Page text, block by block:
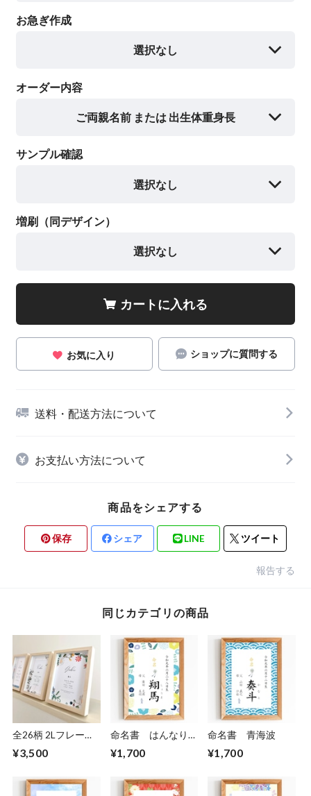
お急ぎ作成
選択なし
オーダー内容
ご両親名前 または 出生体重身長
サンプル確認
選択なし
増刷（同デザイン）
選択なし
カートに入れる
お気に入り ショップに質問する
送料・配送方法について
お支払い方法について
商品をシェアする
保存 シェア LINE ツイート
報告する
同じカテゴリの商品
全26柄 2Lフレーム
¥3,500
命名書 はんなり青
¥1,700
命名書 青海波
¥1,700